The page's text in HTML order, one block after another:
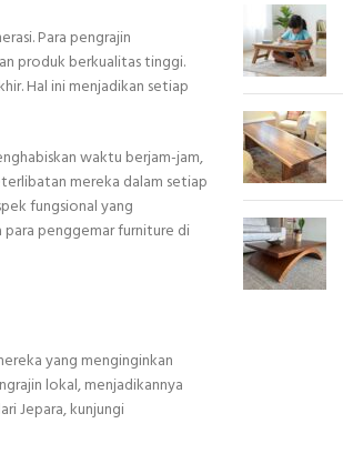
Para pengrajin
produk berkualitas tinggi.
Hal ini menjadikan setiap
waktu berjam-jam,
mereka dalam setiap
fungsional yang
penggemar furniture di
yang menginginkan
lokal, menjadikannya
Jepara, kunjungi